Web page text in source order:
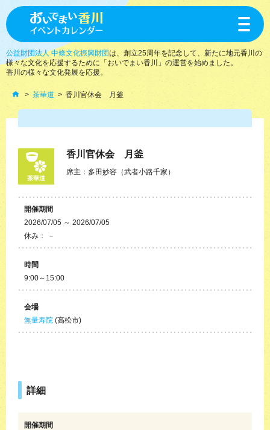
toggle
公益財団法人 中條文化振興財団は、創立25周年を記念して、新たに地元香川の
様々な文化を応援するために「おいでまい香川」の運営を始めました。
香川の様々な文化発展を応援。
茶華道 香川官休会 月釜
茶華道
香川官休会 月釜
席主：多田妙容（武者小路千家）
開催期間
2026/07/05 ～ 2026/07/05
休み： －
時間
9:00～15:00
会場
無量寿院 (高松市)
詳細
開催期間